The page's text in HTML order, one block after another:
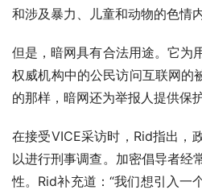
和涉及暴力、儿童和动物的色情
但是，暗网具有合法用途。它为
权威机构中的公民访问互联网的
的那样，暗网还为举报人提供保
在接受VICE采访时，Rid指出，
以进行刑事调查。加密倡导者经
性。Rid补充道：“我们想引入一